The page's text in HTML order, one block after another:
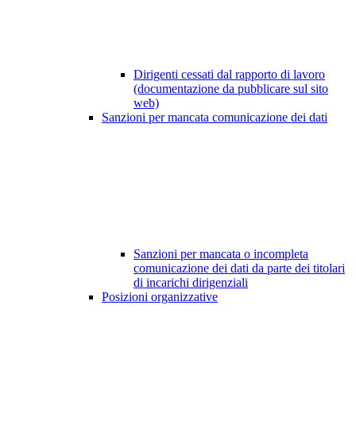
Dirigenti cessati dal rapporto di lavoro
(documentazione da pubblicare sul sito
web)
Sanzioni per mancata comunicazione dei dati
Sanzioni per mancata o incompleta
comunicazione dei dati da parte dei titolari
di incarichi dirigenziali
Posizioni organizzative